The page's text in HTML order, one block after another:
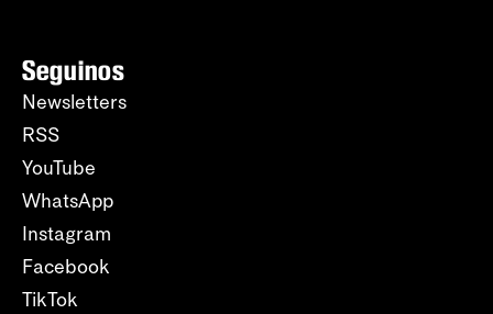
Seguinos
Newsletters
RSS
YouTube
WhatsApp
Instagram
Facebook
TikTok